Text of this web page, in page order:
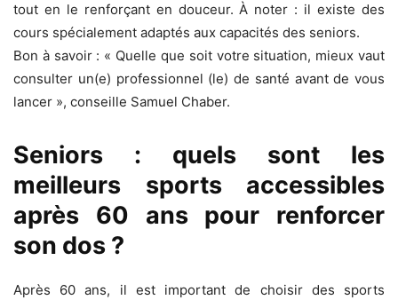
tout en le renforçant en douceur. À noter : il existe des
cours spécialement adaptés aux capacités des seniors.
Bon à savoir : « Quelle que soit votre situation, mieux vaut
consulter un(e) professionnel (le) de santé avant de vous
lancer », conseille Samuel Chaber.
Seniors : quels sont les
meilleurs sports accessibles
après 60 ans pour renforcer
son dos ?
Après 60 ans, il est important de choisir des sports